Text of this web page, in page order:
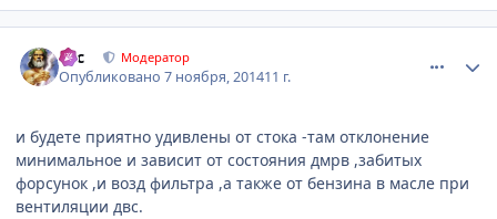
тас Модератор
Опубликовано7 ноября, 201411 г.
и будете приятно удивлены от стока -там отклонение
минимальное и зависит от состояния дмрв ,забитых
форсунок ,и возд фильтра ,а также от бензина в масле при
вентиляции двс.